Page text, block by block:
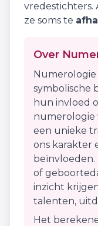
vredestichters.
ze soms te
Over
Numerologie
symbolische
hun invloed
numerologie
een unieke
ons karakter
beïnvloeden.
of
inzicht
talenten,
Het